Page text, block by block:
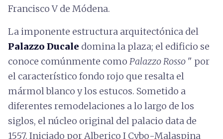
Francisco V de Módena.
La imponente estructura arquitectónica del
Palazzo Ducale domina la plaza; el edificio se
conoce comúnmente como Palazzo Rosso " por
el característico fondo rojo que resalta el
mármol blanco y los estucos. Sometido a
diferentes remodelaciones a lo largo de los
siglos, el núcleo original del palacio data de
1557. Iniciado por Alberico I Cybo-Malaspina